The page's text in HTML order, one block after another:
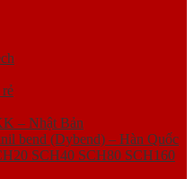
– Nhật Bản
bend (Dybend) – Hàn Quốc
SCH40 SCH80 SCH160